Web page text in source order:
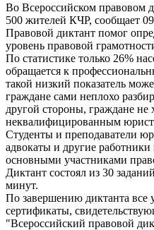
Во Всероссийском правовом
500 жителей КЧР, сообщает
Правовой диктант помог
уровень правовой
По статистике только 26%
обращается к
такой низкий показатель
граждане сами неплохо
другой стороны, граждане не
неквалифицированным
Студенты и преподаватели
адвокаты и другие
основными участниками
Диктант состоял из 30
минут.
По завершению диктанта
сертификаты,
"Всероссийский правовой